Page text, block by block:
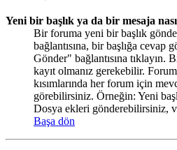
Yeni bir başlık ya da bir mesaja
Bir foruma yeni bir başlık
bağlantısına, bir başlığa cevap
Gönder" bağlantısına tıklayın.
kayıt olmanız gerekebilir.
kısımlarında her forum için
görebilirsiniz. Örneğin: Yeni
Dosya ekleri gönderebilirsiniz,
Başa dön